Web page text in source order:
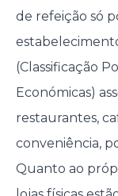
de refeição só
(Classificação
Económicas)
restaurantes,
conveniência,
Quanto ao